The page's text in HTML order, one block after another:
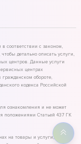
соответствии с законом,
детально описать услуги,
центров. Данные услуги
центрах
обороте,
кодекса Российской
ознакомления и не может
положениями Статьей 437 ГК
на товары и услуги,